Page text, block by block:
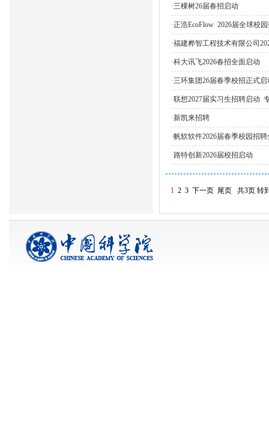
·三棵树26届春招启动
·正浩EcoFlow 2026届全球校
·福建桦智工程技术有限公司
·科大讯飞2026春招全面启动
·三环集团26届春季校招正式启
·联想2027届实习生招聘启动
·新凯来招聘
·帆软软件2026届春季校园招
·路特创新2026届校招启动
1 2 3 下一页 尾页 共3页 转